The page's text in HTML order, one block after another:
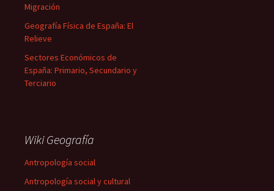
Migración
Geografía Física de España: El
Relieve
Sectores Económicos de
España: Primario, Secundario y
Terciario
Wiki Geografía
Antropología social
Antropología social y cultural